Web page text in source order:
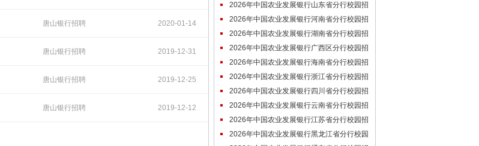
13:48:59
唐山银行招聘 2020-01-14
15:06:17
唐山银行招聘 2019-12-31
16:43:55
唐山银行招聘 2019-12-25
10:10:29
唐山银行招聘 2019-12-12
聘拟招录人员名单
2026年中国农业发展银行山东省分行校园招
聘拟招录人员名单
2026年中国农业发展银行河南省分行校园招
聘拟招录人员名单
2026年中国农业发展银行湖南省分行校园招
聘拟招录人员名单
2026年中国农业发展银行广西区分行校园招
聘拟招录人员名单
2026年中国农业发展银行海南省分行校园招
聘拟招录人员名单
2026年中国农业发展银行浙江省分行校园招
聘拟招录人员名单
2026年中国农业发展银行四川省分行校园招
聘拟招录人员名单
2026年中国农业发展银行云南省分行校园招
聘拟招录人员名单
2026年中国农业发展银行江苏省分行校园招
聘拟招录人员名单
2026年中国农业发展银行黑龙江省分行校园